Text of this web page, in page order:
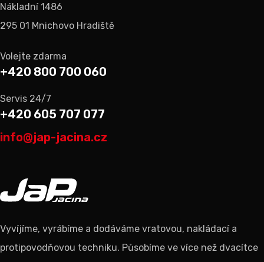
Vyvíjíme, vyrábíme a dodáváme vratovou, nakládací a
protipovodňovou techniku. Působíme ve více než dvacítce
Nákladní 1486
295 01 Mnichovo Hradiště
Volejte zdarma
+420 800 700 060
Servis 24/7
+420 605 707 077
info@jap-jacina.cz